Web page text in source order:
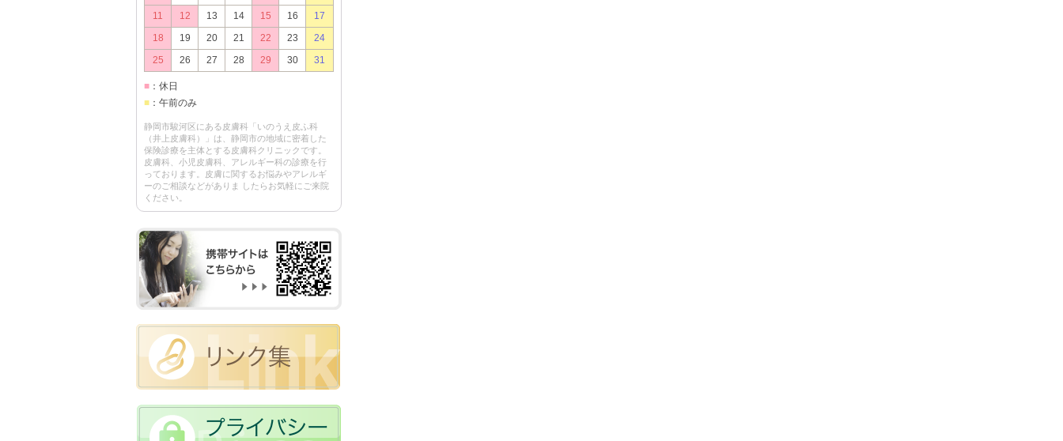
11
12 13 14 15 16
17
18
19 20 21 22 23
24
25
26 27 28 29 30 31
■ ：休日
■ ：午前のみ
静岡市駿河区にある皮膚科「いのうえ皮ふ科
（井上皮膚科）」は、静岡市の地域に密着した
保険診療を主体とする皮膚科クリニックです。
皮膚科、小児皮膚科、アレルギー科の診療を行
っております。皮膚に関するお悩みやアレルギ
ーのご相談などがありま したらお気軽にご来院
ください。